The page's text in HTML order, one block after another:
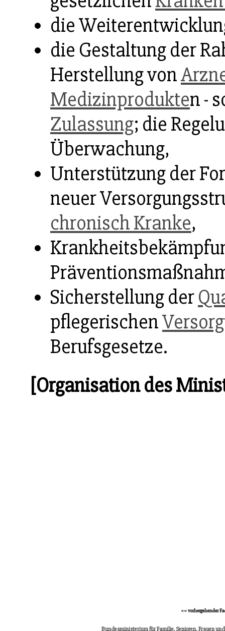
die
die Gestaltung der
Herstellung von
Medizinprodukten -
Zulassung; die
Überwachung,
Unterstützung der
neuer
chronisch Kranke,
Sicherstellung der
pflegerischen
Berufsgesetze.
[Organisation des
<< vorhergehender
Bundesministerium für Familie, Senioren, Frauen